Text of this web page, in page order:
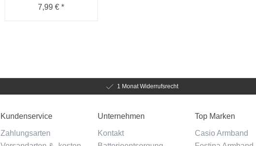
7,99 € *
1 Monat Widerrufsrecht
Kundenservice
Zahlungsarten
Unternehmen
Kontakt
Top Marken
Casio Armband